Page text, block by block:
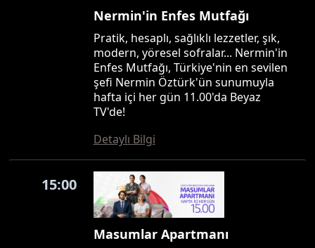
Nermin'in Enfes Mutfağı
Pratik, hesaplı, sağlıklı lezzetler, şık,
modern, yöresel sofralar... Nermin'in
Enfes Mutfağı, Türkiye'nin en sevilen
şefi Nermin Öztürk'ün sunumuyla
hafta içi her gün 11.00'da Beyaz
TV'de!
Detaylı Bilgi
15:00
Masumlar Apartmanı